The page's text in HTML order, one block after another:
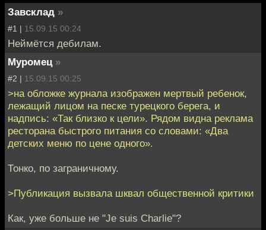
Завсклад »
#1 | 15.09.15 00:24
Неймётся дебилам.
Муромец »
#2 | 15.09.15 00:25
>на обложке журнала изображен мертвый ребенок,
лежащий лицом на песке турецкого берега, и
надпись: «Так близко к цели». Рядом видна реклама
ресторана быстрого питания со словами: «Два
детских меню по цене одного».
Тонко, по заграничному.
>Публикация вызвала шквал общественной критики
Как, уже больше не "Je suis Charlie"?